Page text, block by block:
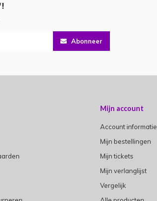
Abonneer
Mijn account
Account informatie
Mijn bestellingen
Mijn tickets
Mijn verlanglijst
Vergelijk